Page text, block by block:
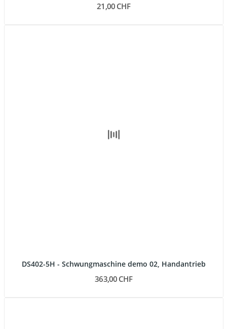
21,00 CHF
DS402-5H - Schwungmaschine demo 02, Handantrieb
363,00 CHF